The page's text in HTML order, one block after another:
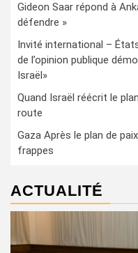
Gideon Saar répond à
défendre »
Invité international –
de l’opinion publique
Israël»
Quand Israël réécrit le
route
Gaza Après le plan de
frappes
ACTUALITÉ